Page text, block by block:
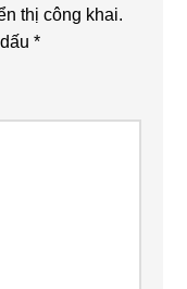
thị công khai.
dấu*